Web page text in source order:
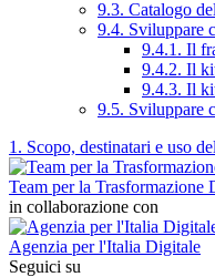
9.3. Catalogo
9.4. Sviluppare
9.4.1. Il
9.4.2. Il
9.4.3. Il
9.5. Sviluppare
1. Scopo, destinatari e uso
Team per la Trasformazione
in collaborazione con
Agenzia per l'Italia Digitale
Seguici su